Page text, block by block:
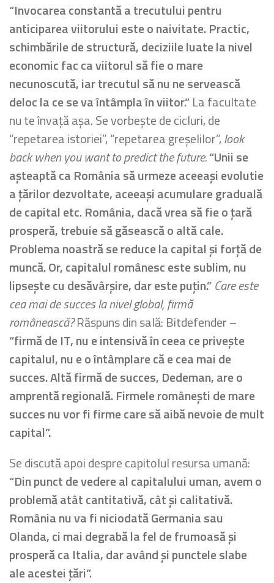
“Invocarea constantă a trecutului pentru
anticiparea viitorului este o naivitate. Practic,
schimbările de structură, deciziile luate la nivel
economic fac ca viitorul să fie o mare
necunoscută, iar trecutul să nu ne servească
deloc la ce se va întâmpla în viitor.”La facultate
nu te învață așa. Se vorbește de cicluri, de
“repetarea istoriei”, “repetarea greșelilor”,look
back when you want to predict the future.“Unii se
așteaptă ca România să urmeze aceeași evolutie
a țărilor dezvoltate, aceeași acumulare graduală
de capital etc. România, dacă vrea să fie o țară
prosperă, trebuie să găsească o altă cale.
Problema noastră se reduce la capital și forță de
muncă. Or, capitalul românesc este sublim, nu
lipsește cu desăvârșire, dar este puțin.”Care este
cea mai de succes la nivel global, firmă
românească?Răspuns din sală: Bitdefender –
“firmă de IT, nu e intensivă în ceea ce privește
capitalul, nu e o întâmplare că e cea mai de
succes. Altă firmă de succes, Dedeman, are o
amprentă regională. Firmele românești de mare
succes nu vor fi firme care să aibă nevoie de mult
capital”.
Se discută apoi despre capitolul resursa umană:
“Din punct de vedere al capitalului uman, avem o
problemă atât cantitativă, cât și calitativă.
România nu va fi niciodată Germania sau
Olanda, ci mai degrabă la fel de frumoasă și
prosperă ca Italia, dar având și punctele slabe
ale acestei țări”.